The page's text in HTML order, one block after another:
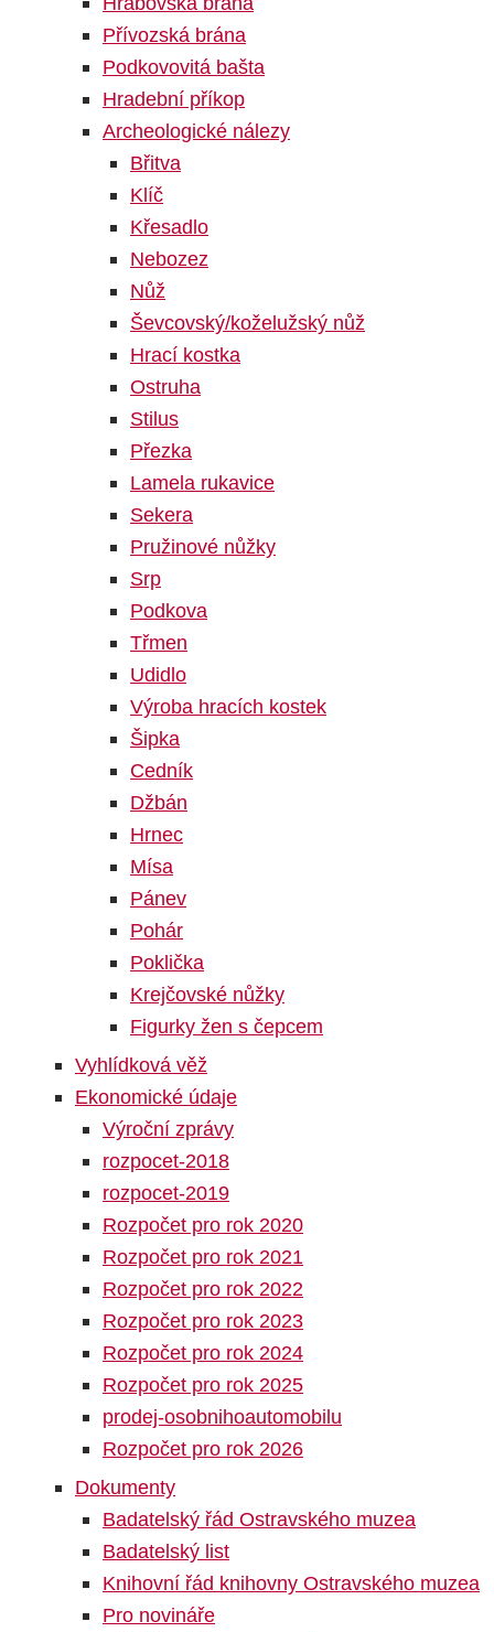
Přívozská brána
Podkovovitá bašta
Hradební příkop
Archeologické nálezy
Břitva
Klíč
Křesadlo
Nebozez
Nůž
Ševcovský/koželužský nůž
Hrací kostka
Ostruha
Stilus
Přezka
Lamela rukavice
Sekera
Pružinové nůžky
Srp
Podkova
Třmen
Udidlo
Výroba hracích kostek
Šipka
Cedník
Džbán
Hrnec
Mísa
Pánev
Pohár
Poklička
Krejčovské nůžky
Figurky žen s čepcem
Vyhlídková věž
Ekonomické údaje
Výroční zprávy
rozpocet-2018
rozpocet-2019
Rozpočet pro rok 2020
Rozpočet pro rok 2021
Rozpočet pro rok 2022
Rozpočet pro rok 2023
Rozpočet pro rok 2024
Rozpočet pro rok 2025
prodej-osobnihoautomobilu
Rozpočet pro rok 2026
Dokumenty
Badatelský řád Ostravského muzea
Badatelský list
Knihovní řád knihovny Ostravského muzea
Pro novináře